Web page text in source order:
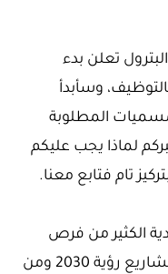
تعلن بدء
وسأبدأ
المطلوبة
لماذا يجب عليكم
تام فتابع معنا.
الكثير من فرص
التدريب والعمل المختلفة ضمن مشاريع رؤية 2030 ومن